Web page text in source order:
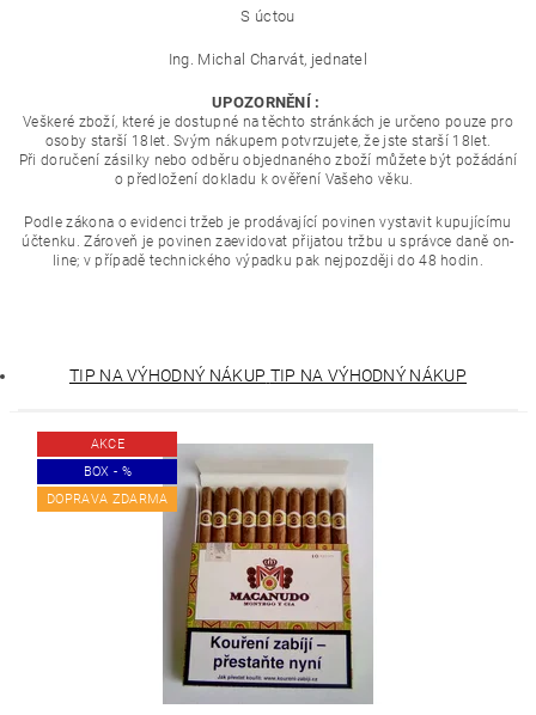
S úctou
Ing. Michal Charvát, jednatel
UPOZORNĚNÍ :
Veškeré zboží, které je dostupné na těchto stránkách je určeno pouze pro
osoby starší 18let. Svým nákupem potvrzujete, že jste starší 18let.
Při doručení zásilky nebo odběru objednaného zboží můžete být požádání
o předložení dokladu k ověření Vašeho věku.
Podle zákona o evidenci tržeb je prodávající povinen vystavit kupujícímu
účtenku. Zároveň je povinen zaevidovat přijatou tržbu u správce daně on-
line; v případě technického výpadku pak nejpozději do 48 hodin.
TIP NA VÝHODNÝ NÁKUP TIP NA VÝHODNÝ NÁKUP
AKCE
BOX - %
DOPRAVA ZDARMA